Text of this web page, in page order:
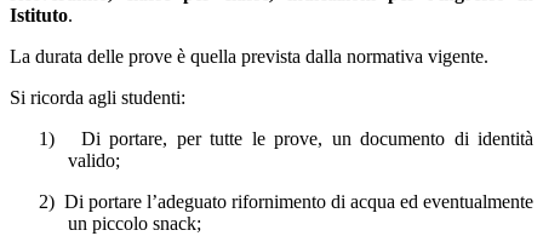
Istituto.
La durata delle prove è quella prevista dalla normativa vigente.
Si ricorda agli studenti:
1)
Di portare, per tutte le prove, un documento di identità
valido;
2) Di portare l’adeguato rifornimento di acqua ed eventualmente
un piccolo snack;